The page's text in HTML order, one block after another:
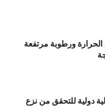
ورطوبة مرتفعة
دولية للتحقق من نزع